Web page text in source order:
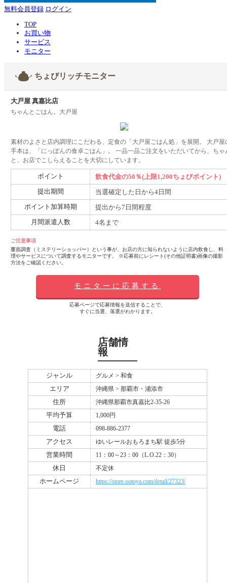
無料会員登録 ログイン
TOP
お買い物
サービス
モニター
ちょびリッチモニター
大戸屋 真嘉比店
ちゃんとごはん。大戸屋
素材のよさと店内調理にこだわる、定食の「大戸屋ごはん処」を展開。 大戸屋
手本は、「にっぽんの食卓ごはん」。 一品一品ご注文をいただいてから、ちゃ
と、お店でこしらえることを大切にしています。
ポイント
飲食代金の50％(上限1,200ちょびポイント)
提出期間
当選確定した日から4日間
ポイント加算時期
提出から7日間程度
月間派遣人数
4名まで
ご注意事項
覆面調査（ミステリーショッパー）という事が、お店の方に知られないように店内飲食し、料
理やサービスについて調査するモニターです。 ※応募前にレシート(その他証明書)画像の撮影
方法をご確認ください。
モニターに応募する
応募ページで応募情報を送信することで、
すぐに当選、落選がわかります。
店舗情
報
ジャンル グルメ > 和食
エリア 沖縄県 > 那覇市・浦添市
住所 沖縄県那覇市真嘉比2-35-26
平均予算 1,000円
電話 098-886-2377
アクセス ゆいレールおもろまち駅 徒歩5分
営業時間 11：00～23：00（L.O.22：30）
休日 不定休
ホームページ https://store.ootoya.com/detail/27323/